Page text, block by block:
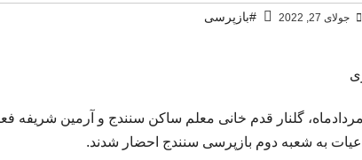
جولای 27, 2022 #بازپرسی
امروز چهارشنبه ۵ مردادماه، گلنار قدم خانی معلم ساکن سنندج و
به شعبه دوم بازپرسی سنندج احضار شدند.